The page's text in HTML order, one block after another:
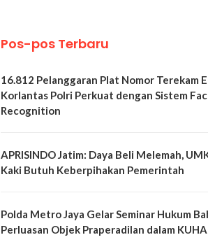
Pos-pos Terbaru
16.812 Pelanggaran Plat Nomor Terekam
Korlantas Polri Perkuat dengan Sistem
Recognition
APRISINDO Jatim: Daya Beli Melemah,
Kaki Butuh Keberpihakan Pemerintah
Polda Metro Jaya Gelar Seminar Hukum
Perluasan Objek Praperadilan dalam